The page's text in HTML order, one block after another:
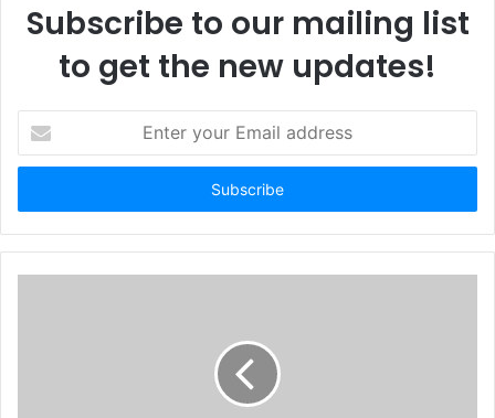
Subscribe to our mailing list
to get the new updates!
t
r
y